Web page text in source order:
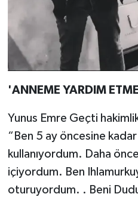
'ANNEME YARDIM
Yunus Emre Geçti
“Ben 5 ay öncesine
kullanıyordum. Daha
içiyordum. Ben
oturuyordum. . Beni